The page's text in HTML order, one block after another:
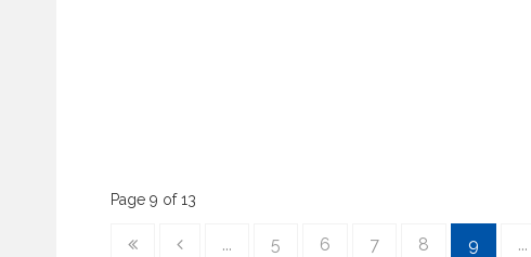
Page 9 of 13
... 5 6 7 8 9 ...